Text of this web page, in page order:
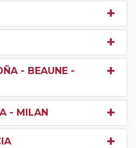
- BEAUNE -
- MILAN